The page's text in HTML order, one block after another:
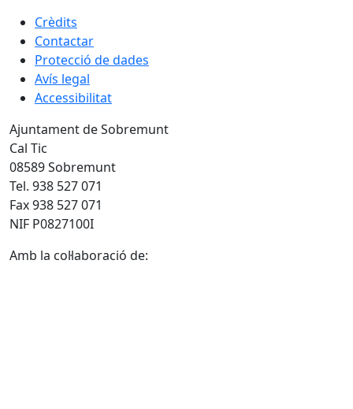
Crèdits
Contactar
Protecció de dades
Avís legal
Accessibilitat
Ajuntament de Sobremunt
Cal Tic
08589 Sobremunt
Tel. 938 527 071
Fax 938 527 071
NIF P0827100I
Amb la col·laboració de: